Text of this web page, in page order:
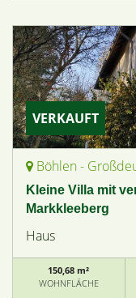
VERKAUFT
Böhlen -
Kleine Villa mit
Markkleeberg
Haus
150,68 m²
WOHNFLÄCHE